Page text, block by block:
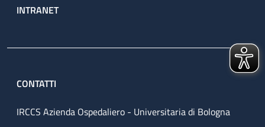
INTRANET
CONTATTI
IRCCS Azienda Ospedaliero - Universitaria di Bologna